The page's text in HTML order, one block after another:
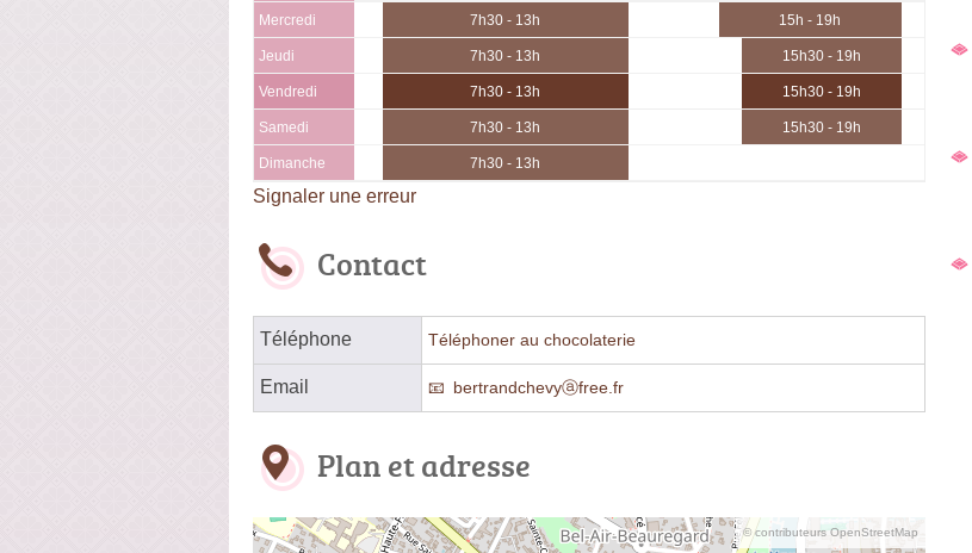
Mercredi 7h30 - 13h 15h - 19h
Jeudi 7h30 - 13h 15h30 - 19h
Vendredi 7h30 - 13h 15h30 - 19h
Samedi 7h30 - 13h 15h30 - 19h
Dimanche 7h30 - 13h
Signaler une erreur
Contact
Téléphone Téléphoner au chocolaterie
Email bertrandchevyⓐfree.fr
Plan et adresse
© contributeurs OpenStreetMap